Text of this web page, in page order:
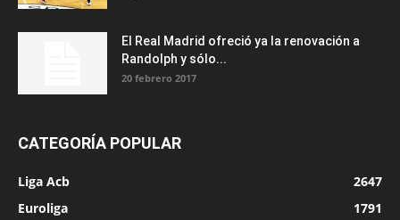
El Real Madrid ofreció ya la renovación a
Randolph y sólo...
20 febrero 2017
CATEGORÍA POPULAR
Liga Acb
2647
Euroliga
1791